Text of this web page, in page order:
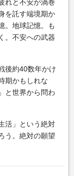
れと不安が渦巻
を託す端境期か
。地球記憶。も
。不安への武器
後約40数年かけ
期かもしれな
と世界から問わ
活」という絶対
う。絶対の願望